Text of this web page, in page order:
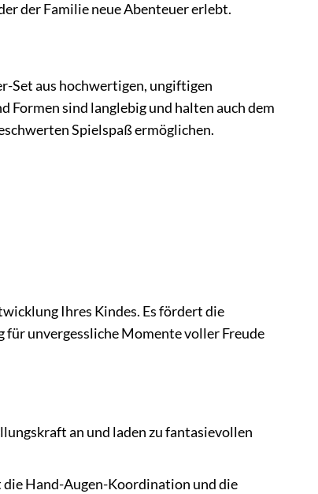
der Familie neue Abenteuer erlebt.
Set aus hochwertigen, ungiftigen
Formen sind langlebig und halten auch dem
Spielspaß ermöglichen.
Ihres Kindes. Es fördert die
unvergessliche Momente voller Freude
an und laden zu fantasievollen
Hand-Augen-Koordination und die